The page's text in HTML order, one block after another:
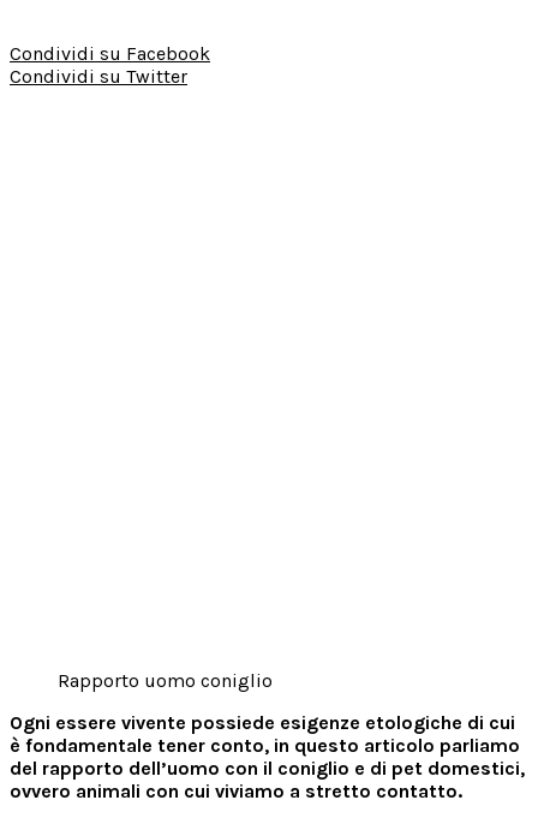
Condividi su Facebook
Condividi su Twitter
Rapporto uomo coniglio
Ogni essere vivente possiede esigenze etologiche di cui
è fondamentale tener conto, in questo articolo parliamo
del rapporto dell’uomo con il coniglio e di pet domestici,
ovvero animali con cui viviamo a stretto contatto.